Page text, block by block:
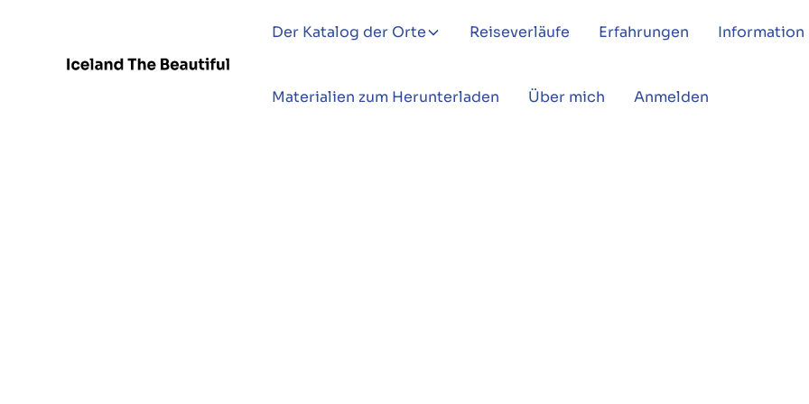
Der Katalog der Orte Reiseverläufe Erfahrungen Information
Materialien zum Herunterladen Über mich Anmelden